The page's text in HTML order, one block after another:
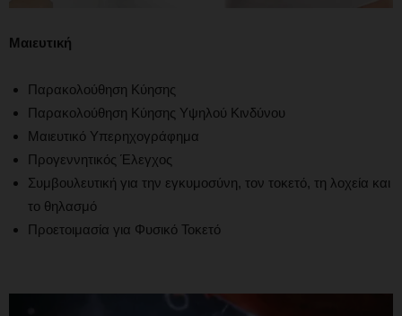
Μαιευτική
Παρακολούθηση Κύησης
Παρακολούθηση Κύησης Υψηλού Κινδύνου
Μαιευτικό Υπερηχογράφημα
Προγεννητικός Έλεγχος
Συμβουλευτική για την εγκυμοσύνη, τον τοκετό, τη λοχεία και
το θηλασμό
Προετοιμασία για Φυσικό Τοκετό